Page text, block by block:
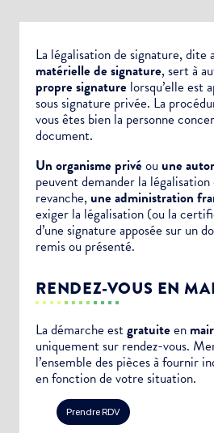
La légalisation de signature, dite
matérielle de signature, sert à
propre signature lorsqu’elle est
sous signature privée. La
vous êtes bien la personne
document.
Un organisme privéou une
peuvent demander la légalisation
revanche, une administration
exiger la légalisation (ou la
d’une signature apposée sur un
remis ou présenté.
RENDEZ-VOUS EN
La démarche estgratuiteen
uniquement sur rendez-vous.
l’ensemble des pièces à fournir
en fonction de votre situation.